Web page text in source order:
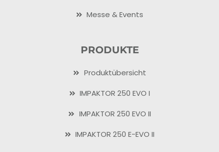
Messe & Events
PRODUKTE
Produktübersicht
IMPAKTOR 250 EVO I
IMPAKTOR 250 EVO II
IMPAKTOR 250 E-EVO II